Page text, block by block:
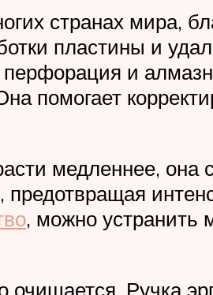
странах мира,
пластины и
и
помогает
медленнее, она
, можно устранить
очищается. Ручка